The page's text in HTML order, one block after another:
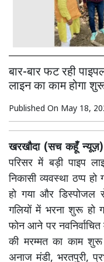
बार-बार फट रही
लाइन का काम होगा
Published On May 18,
खरखौदा (सच कहूँ
परिसर में बड़ी पाइप
निकासी व्यवस्था ठप्प
हो गया और डिस्पोजल
गलियों में भरना शुरू हो
फोन आने पर
की मरम्मत का काम
अनाज मंडी, भरतपुरी,